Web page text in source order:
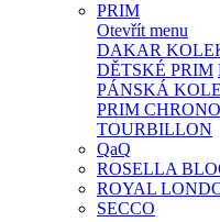
PRIM
Otevřít menu
DAKAR
DĚTSKÉ PRIM
PÁNSKÁ
PRIM
TOURBILLON
QaQ
ROSELLA
ROYAL
SECCO